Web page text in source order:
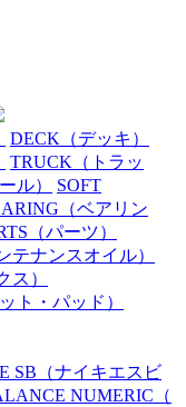
DECK （デッキ）
TRUCK （トラッ
ル）
SOFT
（ベアリン
（パーツ）
テナンスオイル）
ス）
ト・パッド）
SB （ナイキエスビ
NUMERIC （